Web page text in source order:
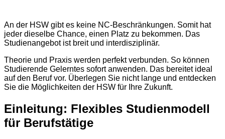
An der HSW gibt es keine NC-Beschränkungen. Somit hat
jeder dieselbe Chance, einen Platz zu bekommen. Das
Studienangebot ist breit und interdisziplinär.
Theorie und Praxis werden perfekt verbunden. So können
Studierende Gelerntes sofort anwenden. Das bereitet ideal
auf den Beruf vor. Überlegen Sie nicht lange und entdecken
Sie die Möglichkeiten der HSW für Ihre Zukunft.
Einleitung: Flexibles Studienmodell
für Berufstätige